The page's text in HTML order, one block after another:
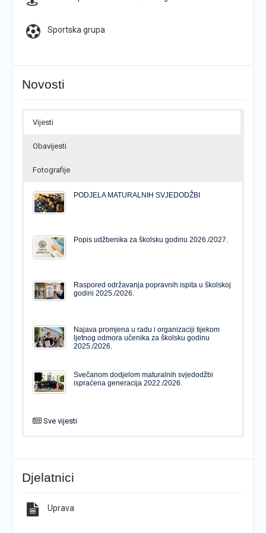
Sportska grupa
Novosti
Vijesti
Obavijesti
Fotografije
PODJELA MATURALNIH SVJEDODŽBI
Popis udžbenika za školsku godinu 2026./2027.
Raspored održavanja popravnih ispita u školskoj
godini 2025./2026.
Najava promjena u radu i organizaciji tijekom
ljetnog odmora učenika za školsku godinu
2025./2026.
Svečanom dodjelom maturalnih svjedodžbi
ispraćena generacija 2022./2026.
Sve vijesti
Popis udžbenika za školsku godinu 2026./2027.
Natječaj za upis u 1. razred Katoličke gimnazije s
pravom javnosti
Djelatnici
Uprava